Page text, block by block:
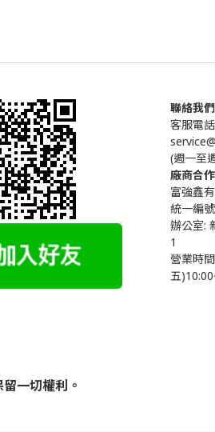
聯絡我們
客服電
(週一至
廠商合
富強鑫
統一編
辦公室:
1
營業時
五
一切權利。